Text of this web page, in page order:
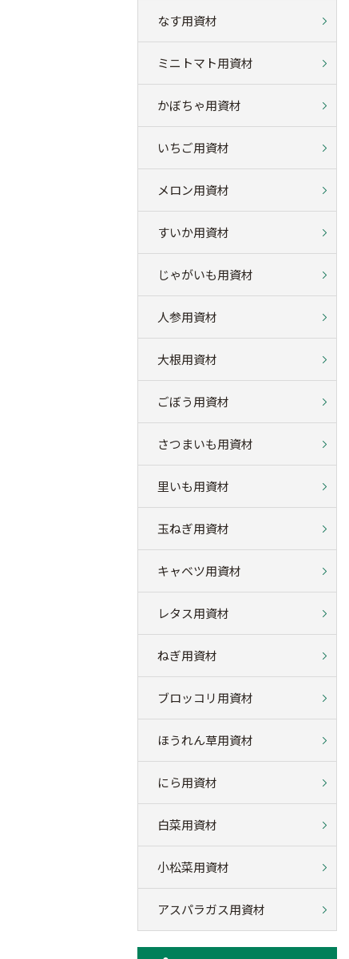
なす用資材
ミニトマト用資材
かぼちゃ用資材
いちご用資材
メロン用資材
すいか用資材
じゃがいも用資材
人参用資材
大根用資材
ごぼう用資材
さつまいも用資材
里いも用資材
玉ねぎ用資材
キャベツ用資材
レタス用資材
ねぎ用資材
ブロッコリ用資材
ほうれん草用資材
にら用資材
白菜用資材
小松菜用資材
アスパラガス用資材